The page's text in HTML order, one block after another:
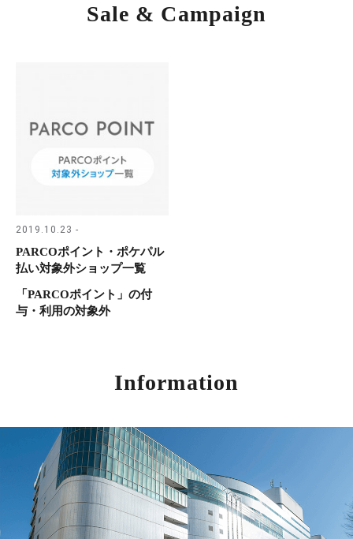
Sale & Campaign
2019.10.23 -
PARCOポイント・ポケパル
払い対象外ショップ一覧
「PARCOポイント」の付
与・利用の対象外
Information